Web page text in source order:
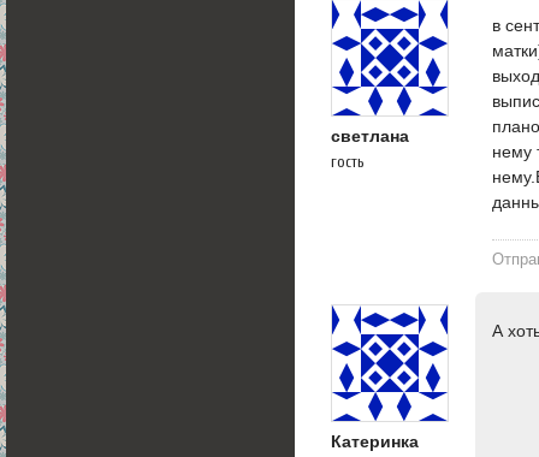
светлана
гость
в
нему
Катеринка
А